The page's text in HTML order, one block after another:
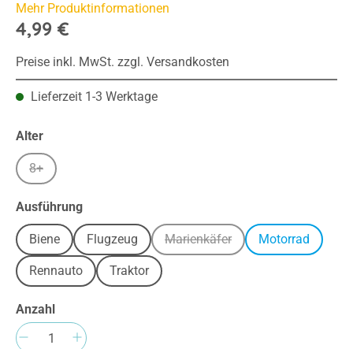
Mehr Produktinformationen
4,99 €
Preise inkl. MwSt. zzgl. Versandkosten
Lieferzeit 1-3 Werktage
Alterauswählen
8+(Diese Option ist zurzeit nicht verfügbar.)
Ausführungauswählen
Biene Flugzeug Marienkäfer(Diese Option ist zurzeit nicht
Motorrad
Rennauto Traktor
Anzahl
Produkt Anzahl: Gib den gewünschten